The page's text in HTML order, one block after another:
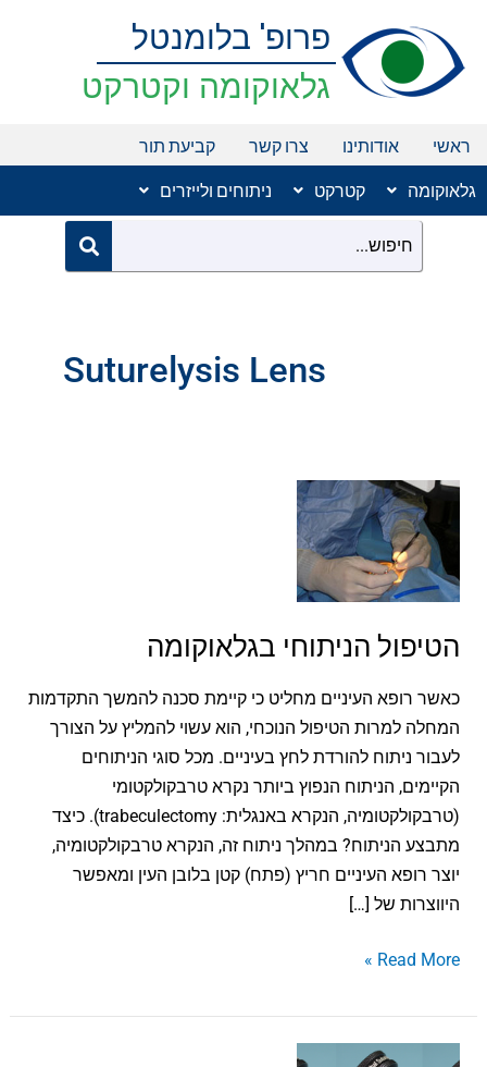
לתוכן
פרופ' בלומנטל
גלאוקומה וקטרקט
ראשי אודותינו צרו קשר קביעת תור
גלאוקומה קטרקט ניתוחים ולייזרים
Suturelysis Lens
הטיפול הניתוחי בגלאוקומה
כאשר רופא העיניים מחליט כי קיימת סכנה להמשך התקדמות
המחלה למרות הטיפול הנוכחי, הוא עשוי להמליץ על הצורך
לעבור ניתוח להורדת לחץ בעיניים. מכל סוגי הניתוחים
הקיימים, הניתוח הנפוץ ביותר נקרא טרבקולקטומי
(טרבקולקטומיה, הנקרא באנגלית: trabeculectomy). כיצד
מתבצע הניתוח? במהלך ניתוח זה, הנקרא טרבקולקטומיה,
יוצר רופא העיניים חריץ (פתח) קטן בלובן העין ומאפשר
היווצרות של […]
הטיפול
הניתוחי
בגלאוקומה
Read More »
עדשה